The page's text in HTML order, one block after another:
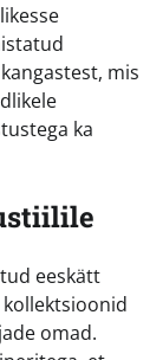
mis
ka
eeskätt
omad.